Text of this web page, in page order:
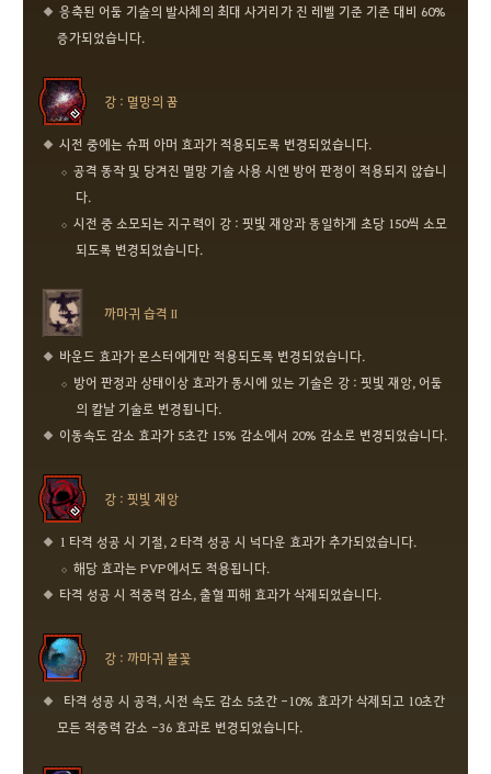
응축된 어둠 기술의 발사체의 최대 사거리가 진 레벨 기준 기존 대비 60%
증가되었습니다.
강 : 멸망의 꿈
시전 중에는 슈퍼 아머 효과가 적용되도록 변경되었습니다.
공격 동작 및 당겨진 멸망 기술 사용 시엔 방어 판정이 적용되지 않습니
다.
시전 중 소모되는 지구력이 강 : 핏빛 재앙과 동일하게 초당 150씩 소모
되도록 변경되었습니다.
까마귀 습격 II
바운드 효과가 몬스터에게만 적용되도록 변경되었습니다.
방어 판정과 상태이상 효과가 동시에 있는 기술은 강 : 핏빛 재앙, 어둠
의 칼날 기술로 변경됩니다.
이동속도 감소 효과가 5초간 15% 감소에서 20% 감소로 변경되었습니다.
강 : 핏빛 재앙
1 타격 성공 시 기절, 2 타격 성공 시 넉다운 효과가 추가되었습니다.
해당 효과는 PVP에서도 적용됩니다.
타격 성공 시 적중력 감소, 출혈 피해 효과가 삭제되었습니다.
강 : 까마귀 불꽃
타격 성공 시 공격, 시전 속도 감소 5초간 -10% 효과가 삭제되고 10초간
모든 적중력 감소 -36 효과로 변경되었습니다.